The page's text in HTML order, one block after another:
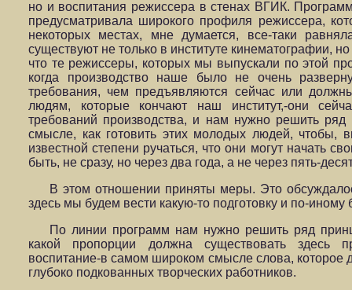
но и воспитания режиссера в стенах ВГИК.
предусматривала широкого профиля режиссера,
некоторых местах, мне думается, все-таки
существуют не только в институте кинематографии,
что те режиссеры, которых мы выпускали по этой
когда производство наше было не очень
требования, чем предъявляются сейчас или
людям, которые кончают наш институт,-они
требований производства, и нам нужно решить
смысле, как готовить этих молодых людей, чтобы,
известной степени ручаться, что они могут начать
быть, не сразу, но через два года, а не через пять-
В этом отношении приняты меры. Это
здесь мы будем вести какую-то подготовку и по-иному
По линии программ нам нужно решить ряд
какой пропорции должна существовать здесь
воспитание-в самом широком смысле слова, которое
глубоко подкованных творческих работников.